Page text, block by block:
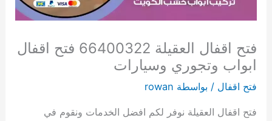
فتح اقفال العقيلة 66400322 فتح اقفال
ابواب وتجوري وسيارات
فتح اقفال / بواسطة rowan
فتح اقفال العقيلة نوفر لكم افضل الخدمات ونقوم في